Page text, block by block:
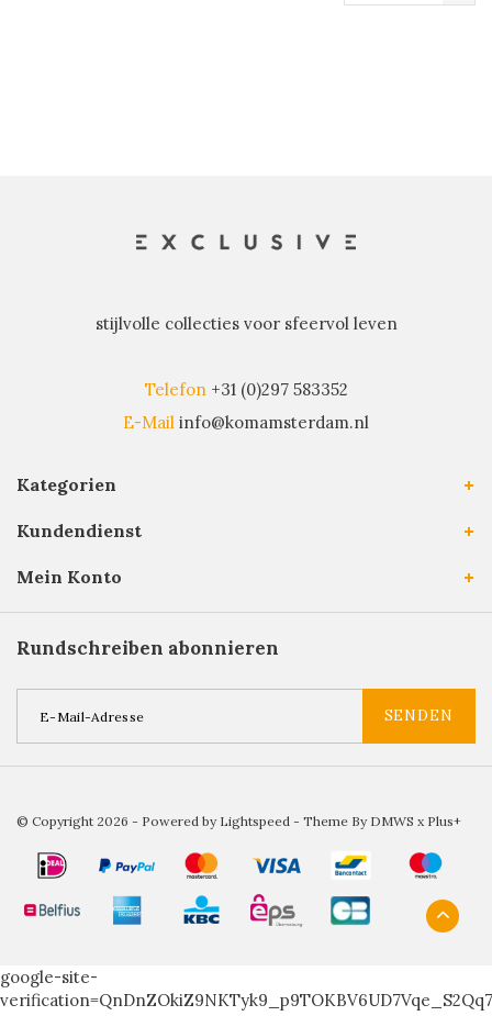
stijlvolle collecties voor sfeervol leven
Telefon +31 (0)297 583352
E-Mail info@komamsterdam.nl
Kategorien
Kundendienst
Mein Konto
Rundschreiben abonnieren
SENDEN
© Copyright 2026 - Powered by Lightspeed - Theme By DMWS x Plus+
google-site-